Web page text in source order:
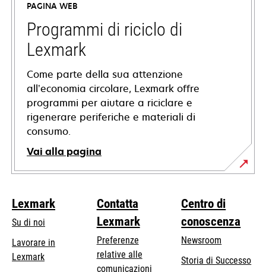
una
nuova
scheda
PAGINA WEB
Programmi di riciclo di
Lexmark
Come parte della sua attenzione
all’economia circolare, Lexmark offre
programmi per aiutare a riciclare e
rigenerare periferiche e materiali di
consumo.
Vai alla pagina
Lexmark
Su di noi
Lavorare in
Lexmark
Contatta
Lexmark
Preferenze
relative alle
comunicazioni
Centro di
conoscenza
Newsroom
Storia di Successo